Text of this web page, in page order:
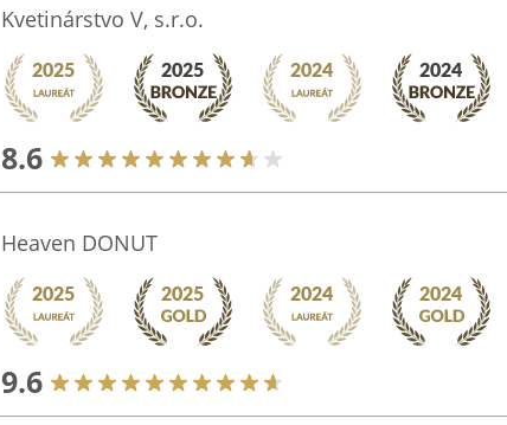
Kvetinárstvo V, s.r.o.
8.6
Heaven DONUT
9.6